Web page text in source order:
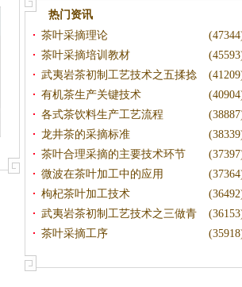
热门资讯
茶叶采摘理论
茶叶采摘培训教材
武夷岩茶初制工艺技术之五揉捻
工艺
有机茶生产关键技术
各式茶饮料生产工艺流程
龙井茶的采摘标准
茶叶合理采摘的主要技术环节
微波在茶叶加工中的应用
枸杞茶叶加工技术
武夷岩茶初制工艺技术之三做青
工艺
茶叶采摘工序